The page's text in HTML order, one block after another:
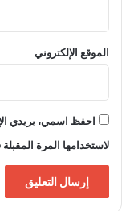
الموقع الإلكتروني
احفظ اسمي، بريدي
لاستخدامها المرة